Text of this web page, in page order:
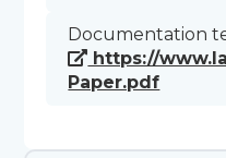
Documentation
https://
Paper.pdf